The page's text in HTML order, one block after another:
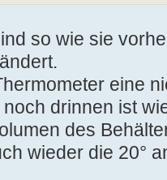
so wie sie
eine
drinnen ist
des
wieder die 20°